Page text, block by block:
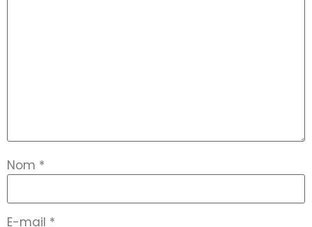
Nom *
E-mail *